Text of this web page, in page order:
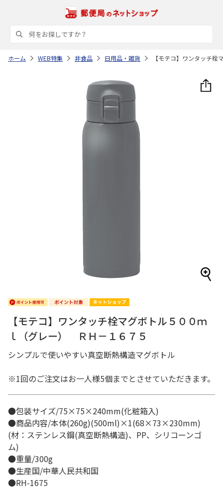
ホーム WEB特集 非食品 日用品・雑貨 【モテコ】ワンタッチ
【モテコ】ワンタッチ栓マグボトル５００ｍ
ｌ（グレー） ＲＨ－１６７５
シンプルで使いやすい真空断熱構造マグボトル
※1回のご注文はお一人様5個までとさせていただきます。
●包装サイズ/75×75×240mm(化粧箱入)
●商品内容/本体(260g)(500ml)×1(68×73×230mm)
(材：ステンレス鋼(真空断熱構造)、PP、シリコーンゴ
ム)
●重量/300g
●生産国/中華人民共和国
●RH-1675